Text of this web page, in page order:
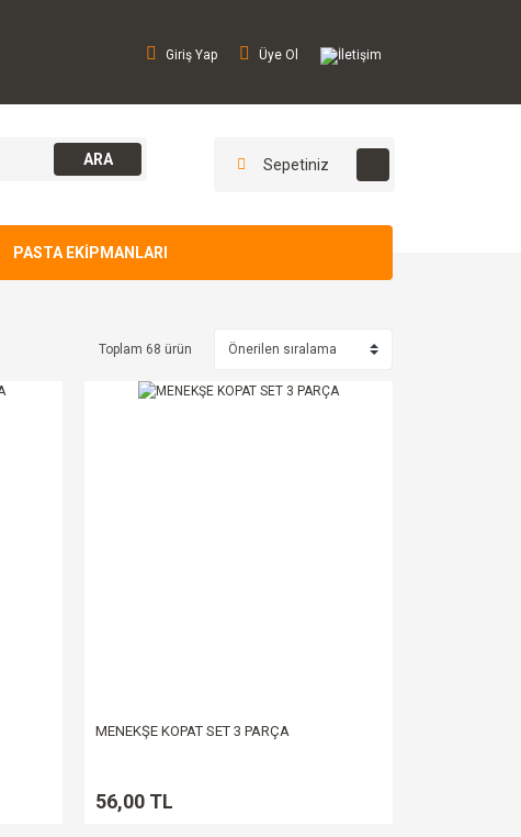
Giriş Yap Üye Ol İletişim
ARA Sepetiniz
PASTA EKİPMANLARI
Toplam 68 ürün
MENEKŞE KOPAT SET 3 PARÇA
56,00 TL